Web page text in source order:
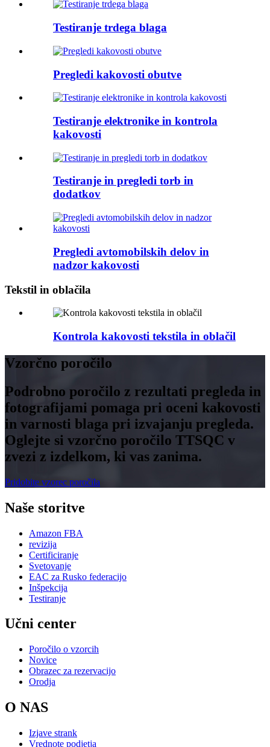
Testiranje trdega blaga
Pregledi kakovosti obutve
Testiranje elektronike in kontrola
kakovosti
Testiranje in pregledi torb in
dodatkov
Pregledi avtomobilskih delov in
nadzor kakovosti
Tekstil in oblačila
Kontrola kakovosti tekstila in oblačil
Vzorčno poročilo
Podrobno poročilo z rezultati pregleda in
fotografijami pomaga pri oceni kakovosti
in varnosti blaga pri izvajanju pregleda.
Oglejte si vzorčno poročilo TTSQC v
zvezi z izdelkom, ki vas zanima.
Pridobite vzorec poročila
Naše storitve
Amazon FBA
revizija
Certificiranje
Svetovanje
EAC za Rusko federacijo
Inšpekcija
Testiranje
Učni center
Poročilo o vzorcih
Novice
Obrazec za rezervacijo
Orodja
O NAS
Izjave strank
Vrednote podjetja